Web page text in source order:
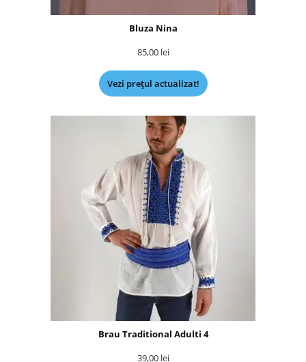
Bluza Nina
85,00 lei
Vezi prețul actualizat!
Brau Traditional Adulti 4
39,00 lei